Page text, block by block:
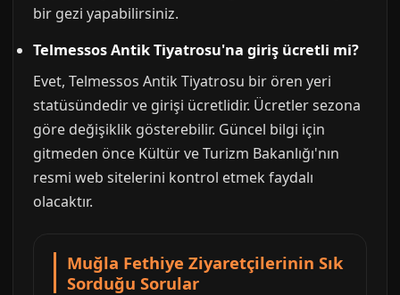
bir gezi yapabilirsiniz.
Telmessos Antik Tiyatrosu'na giriş ücretli mi?
Evet, Telmessos Antik Tiyatrosu bir ören yeri
statüsündedir ve girişi ücretlidir. Ücretler sezona
göre değişiklik gösterebilir. Güncel bilgi için
gitmeden önce Kültür ve Turizm Bakanlığı'nın
resmi web sitelerini kontrol etmek faydalı
olacaktır.
Muğla Fethiye Ziyaretçilerinin Sık
Sorduğu Sorular